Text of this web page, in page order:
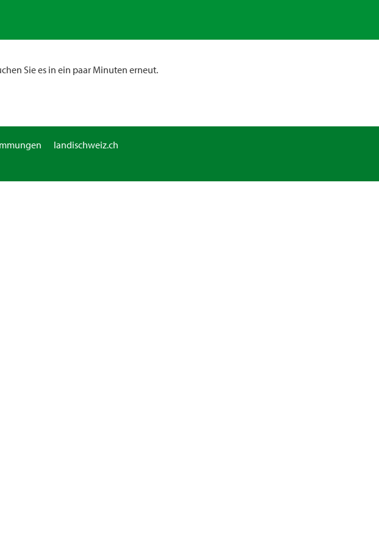
Sie es in ein paar Minuten erneut.
landischweiz.ch